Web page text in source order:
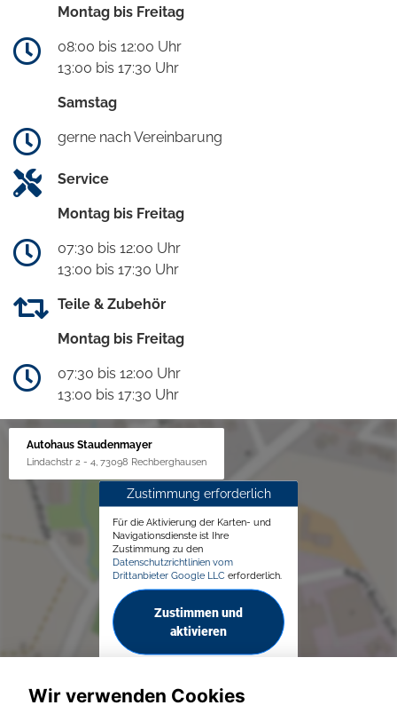
Montag bis Freitag
08:00 bis 12:00 Uhr
13:00 bis 17:30 Uhr
Samstag
gerne nach Vereinbarung
Service
Montag bis Freitag
07:30 bis 12:00 Uhr
13:00 bis 17:30 Uhr
Teile & Zubehör
Montag bis Freitag
07:30 bis 12:00 Uhr
13:00 bis 17:30 Uhr
Autohaus Staudenmayer
Lindachstr 2 - 4, 73098 Rechberghausen
Zustimmung erforderlich
Für die Aktivierung der Karten- und
Navigationsdienste ist Ihre
Zustimmung zu den
Datenschutzrichtlinien vom
Drittanbieter Google LLC erforderlich.
Zustimmen und
aktivieren
Wir verwenden Cookies